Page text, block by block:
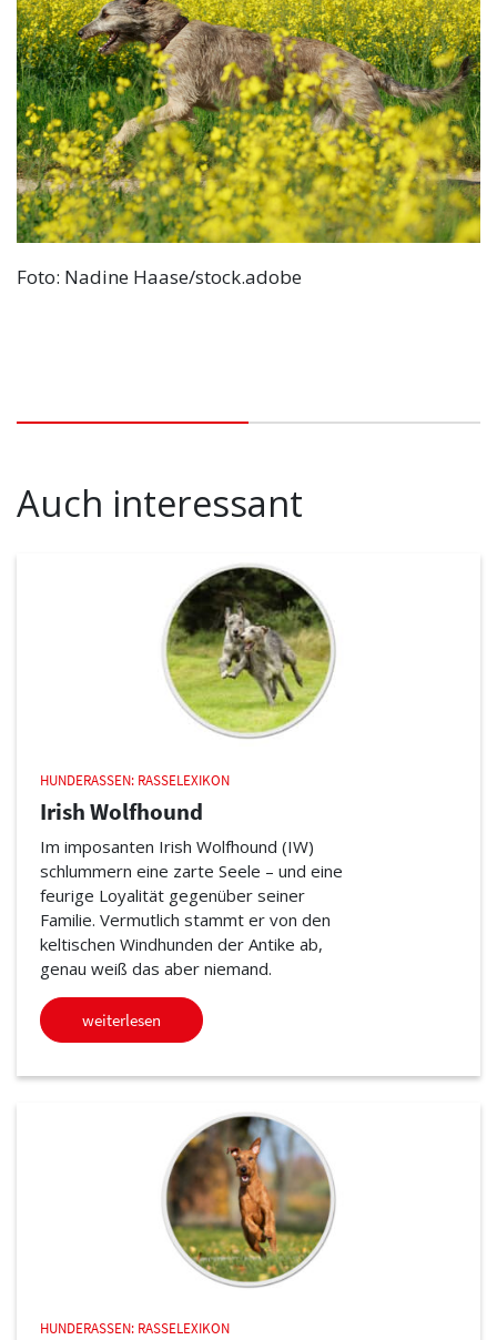
Foto: Nadine Haase/stock.adobe
Auch interessant
HUNDERASSEN: RASSELEXIKON
Irish Wolfhound
Im imposanten Irish Wolfhound (IW)
schlummern eine zarte Seele – und eine
feurige Loyalität gegenüber seiner
Familie. Vermutlich stammt er von den
keltischen Windhunden der Antike ab,
genau weiß das aber niemand.
weiterlesen
HUNDERASSEN: RASSELEXIKON